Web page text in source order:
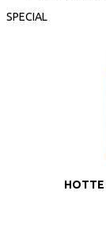
SPECIAL
HOTTE